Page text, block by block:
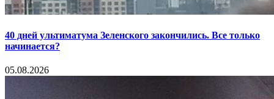
40 дней ультиматума Зеленского закончились. Все только
начинается?
05.08.2026